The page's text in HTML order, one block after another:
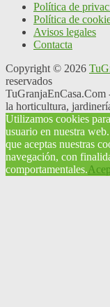
Política de
Política de
Avisos legales
Contacta
Copyright © 2026
reservados
TuGranjaEnCasa.Com
la horticultura,
Utilizamos cookies
usuario en nuestra
que aceptas nuestras
navegación, con
comportamentales.